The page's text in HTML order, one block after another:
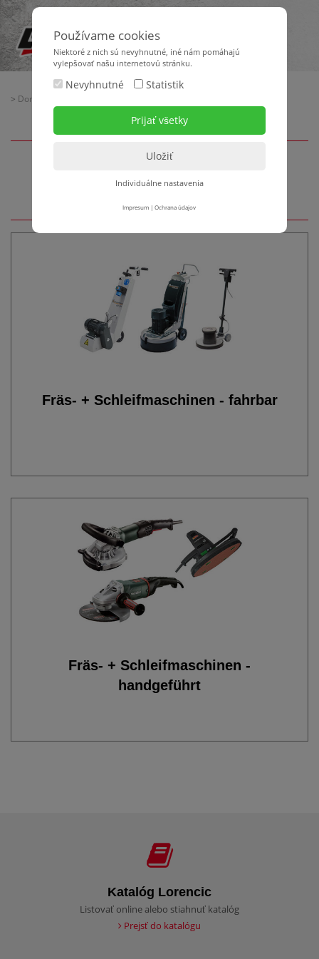
> Domov
Fräs- + Schleiftechnik
Fräs- + Schleifmaschinen - fahrbar
Fräs- + Schleifmaschinen -
handgeführt
Katalóg Lorencic
Listovať online alebo stiahnuť katalóg
Prejsť do katalógu
Používame cookies
Niektoré z nich sú nevyhnutné, iné nám pomáhajú
vylepšovať našu internetovú stránku.
Nevyhnutné Statistik
Individuálne nastavenia
Impresum |Ochrana údajov